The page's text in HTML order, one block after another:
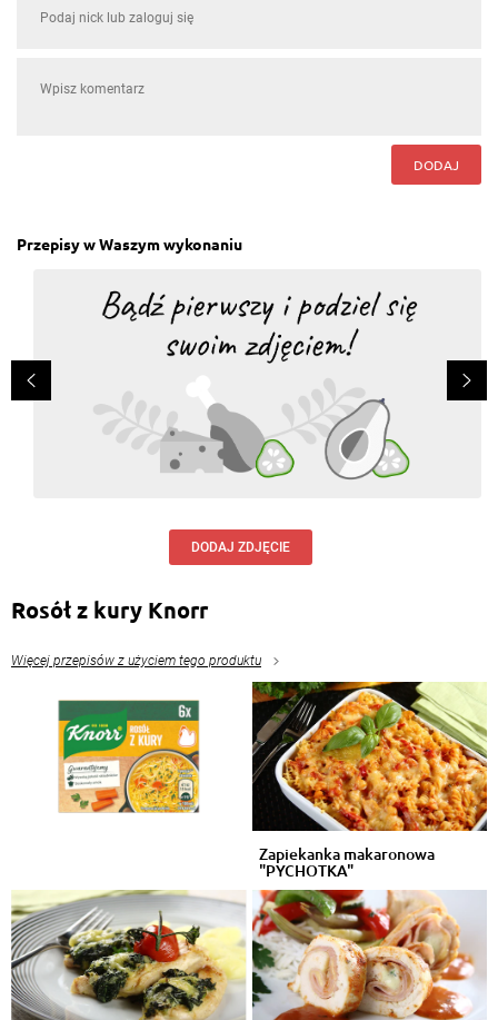
Krystyna Wormiczek
mniam
Odpowiedz
Danie jest proste i smaczne.SMACZNEGO.
Odpowiedz
domownicy jak i goście.
Maria Halina Skwarek
dom ,Bóg w dom.Oni tez je po lubią .
adam adam, 18.02.2016
pycha
Odpowiedz
, 18.02.2016
Odpowiedz
adam adam, 18.02.2016
pycha
Odpowiedz
DODAJ
Przepisy w Waszym wykonaniu
DODAJ ZDJĘCIE
Rosół z kury Knorr
Więcej przepisów z użyciem tego produktu
Zapiekanka makaronowa
"PYCHOTKA"